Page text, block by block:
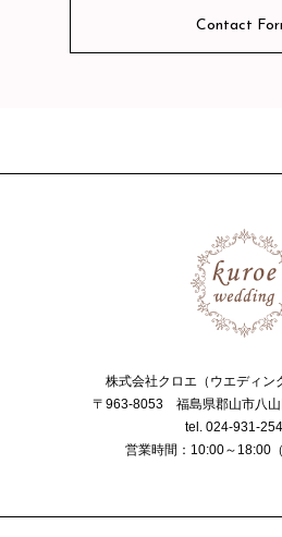
Contact
株式会社クロエ（ウエディン
〒963-8053 福島県郡山市八
tel. 024-931-
営業時間：10:00～18:00